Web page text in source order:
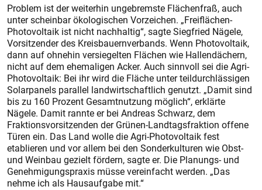
Problem ist der weiterhin ungebremste Flächenfraß, auch
unter scheinbar ökologischen Vorzeichen. „Freiflächen-
Photovoltaik ist nicht nachhaltig“, sagte Siegfried Nägele,
Vorsitzender des Kreisbauernverbands. Wenn Photovoltaik,
dann auf ohnehin versiegelten Flächen wie Hallendächern,
nicht auf dem ehemaligen Acker. Auch sinnvoll sei die Agri-
Photovoltaik: Bei ihr wird die Fläche unter teildurchlässigen
Solarpanels parallel landwirtschaftlich genutzt. „Damit sind
bis zu 160 Prozent Gesamtnutzung möglich“, erklärte
Nägele. Damit rannte er bei Andreas Schwarz, dem
Fraktionsvorsitzenden der Grünen-Landtagsfraktion offene
Türen ein. Das Land wolle die Agri-Photovoltaik fest
etablieren und vor allem bei den Sonderkulturen wie Obst-
und Weinbau gezielt fördern, sagte er. Die Planungs- und
Genehmigungspraxis müsse vereinfacht werden. „Das
nehme ich als Hausaufgabe mit.“